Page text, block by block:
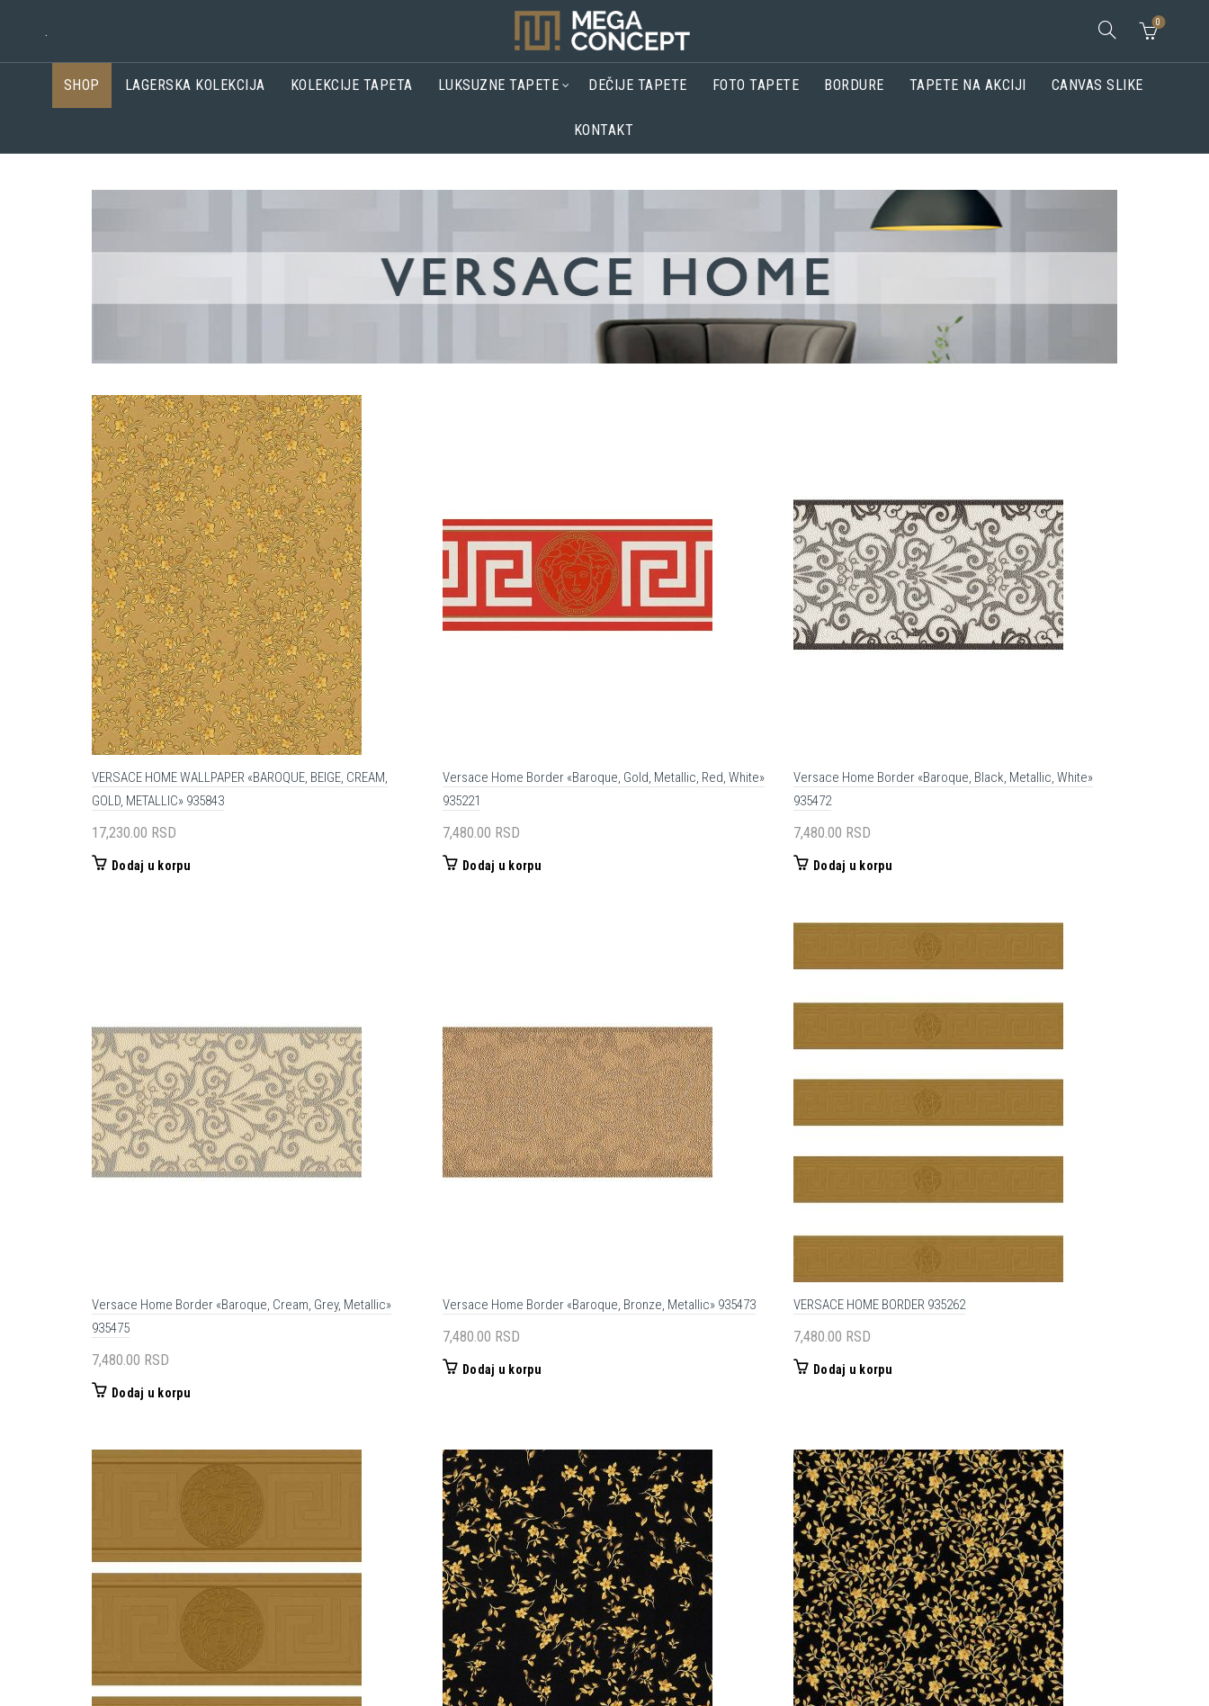
. 0
SHOP LAGERSKA KOLEKCIJA KOLEKCIJE TAPETA LUKSUZNE TAPETE DEČIJE TAPETE FOTO TAPETE BORDURE TAPETE NA AKCIJI CANVAS SLIKE
KONTAKT
VERSACE HOME WALLPAPER «BAROQUE, BEIGE, CREAM,
GOLD, METALLIC» 935843
17,230.00 RSD
Dodaj u korpu
Versace Home Border «Baroque, Gold, Metallic, Red, White»
935221
7,480.00 RSD
Dodaj u korpu
Versace Home Border «Baroque, Black, Metallic, White»
935472
7,480.00 RSD
Dodaj u korpu
Versace Home Border «Baroque, Cream, Grey, Metallic»
935475
7,480.00 RSD
Dodaj u korpu
Versace Home Border «Baroque, Bronze, Metallic» 935473
7,480.00 RSD
Dodaj u korpu
VERSACE HOME BORDER 935262
7,480.00 RSD
Dodaj u korpu